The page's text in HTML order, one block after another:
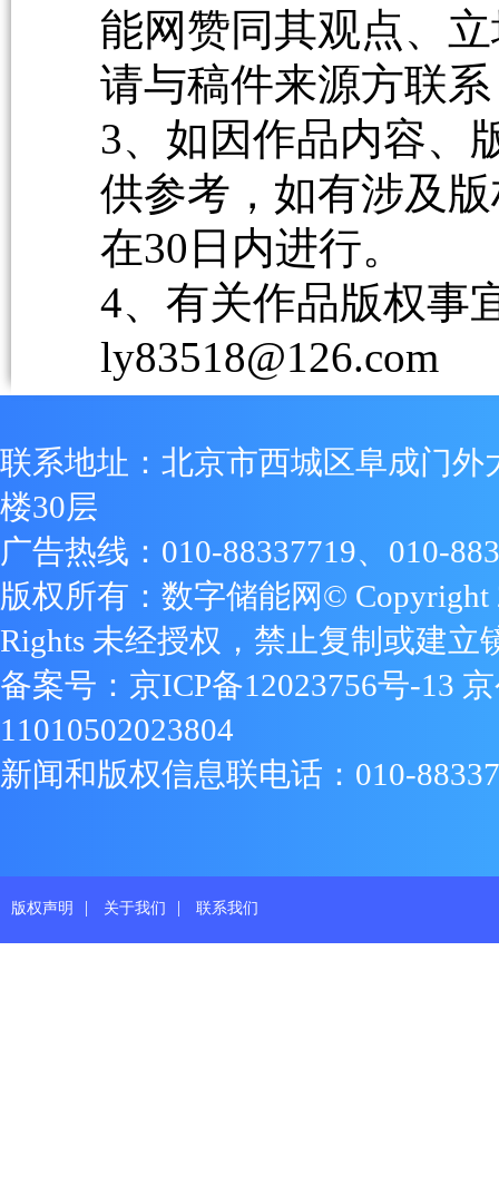
能网赞同其观点、
请与稿件来源方联
3、如因作品内容、
供参考，如有涉及
在30日内进行。
4、有关作品版权事
ly83518@126.com
联系地址：北京市西城区阜成门外
楼30层
广告热线：010-88337719、010-
版权所有：数字储能网© Copyright
Rights 未经授权，禁止复制或建立
备案号： 京ICP备12023756号-13
11010502023804
新闻和版权信息联电话：010-
版权声明 | 关于我们 | 联系我们